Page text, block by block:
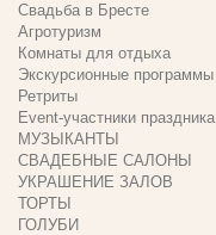
Свадьба в Бресте
Агротуризм
Комнаты для отдыха
Экскурсионные программы
Ретриты
Event-участники праздника
МУЗЫКАНТЫ
СВАДЕБНЫЕ САЛОНЫ
УКРАШЕНИЕ ЗАЛОВ
ТОРТЫ
ГОЛУБИ